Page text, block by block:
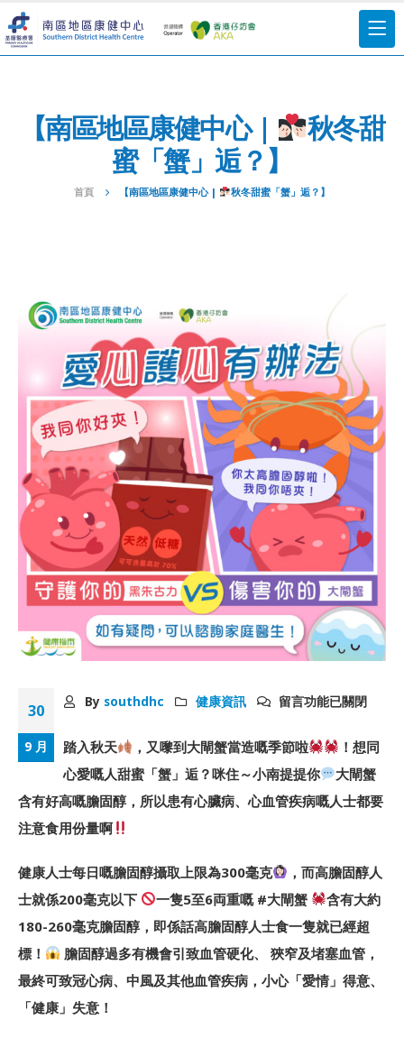
【南區地區康健中心 |
秋冬甜
蜜「蟹」逅？】
首頁 【南區地區康健中心 | 秋冬甜蜜「蟹」逅？】
30
9 月
By southdhc 健康資訊 留言功能已關閉
踏入秋天 ，又嚟到大閘蟹當造嘅季節啦
！想同
心愛嘅人甜蜜「蟹」逅？咪住～小南提提你
大閘蟹
含有好高嘅膽固醇，所以患有心臟病、心血管疾病嘅人士都要
注意食用份量啊
健康人士每日嘅膽固醇攝取上限為300毫克
，而高膽固醇人
士就係200毫克以下
一隻5至6両重嘅 #大閘蟹
含有大約
180-260毫克膽固醇，即係話高膽固醇人士食一隻就已經超
標！
膽固醇過多有機會引致血管硬化、 狹窄及堵塞血管，
最終可致冠心病、中風及其他血管疾病，小心「愛情」得意、
「健康」失意！